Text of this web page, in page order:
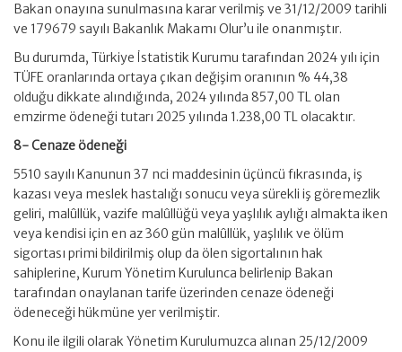
Bakan onayına sunulmasına karar verilmiş ve 31/12/2009 tarihli
ve 179679 sayılı Bakanlık Makamı Olur’u ile onanmıştır.
Bu durumda, Türkiye İstatistik Kurumu tarafından 2024 yılı için
TÜFE oranlarında ortaya çıkan değişim oranının % 44,38
olduğu dikkate alındığında, 2024 yılında 857,00 TL olan
emzirme ödeneği tutarı 2025 yılında 1.238,00 TL olacaktır.
8- Cenaze ödeneği
5510 sayılı Kanunun 37 nci maddesinin üçüncü fıkrasında, iş
kazası veya meslek hastalığı sonucu veya sürekli iş göremezlik
geliri, malûllük, vazife malûllüğü veya yaşlılık aylığı almakta iken
veya kendisi için en az 360 gün malûllük, yaşlılık ve ölüm
sigortası primi bildirilmiş olup da ölen sigortalının hak
sahiplerine, Kurum Yönetim Kurulunca belirlenip Bakan
tarafından onaylanan tarife üzerinden cenaze ödeneği
ödeneceği hükmüne yer verilmiştir.
Konu ile ilgili olarak Yönetim Kurulumuzca alınan 25/12/2009